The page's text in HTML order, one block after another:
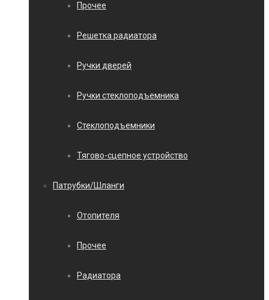
Прочее
Решетка радиатора
Ручки дверей
Ручки стеклоподъемника
Стеклоподъемники
Тягово-сцепное устройство
Патрубки/Шланги
Отопителя
Прочее
Радиатора